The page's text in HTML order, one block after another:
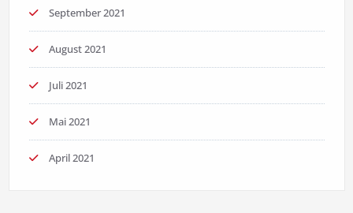
September 2021
August 2021
Juli 2021
Mai 2021
April 2021